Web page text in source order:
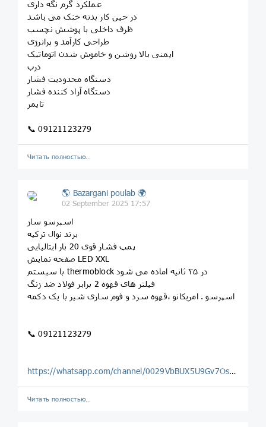
عملکرد گرم نگه داری
در حین کار بدنه خنک می باشد
ظرف داخلی با پوشش نچسب
طراحی کارآمد و پرانرژی
ایمنی بالا روشن و خاموش شدن اتوماتیک
درب
دستگاه محدودیت فشار
دستگاه آزاد کننده فشار
تایمر
📞 09121123279
Читать полностью…
🌎 Bazargani poulab 🌍
02 September 2025 17:57
اسپرسو ساز
برند نوال ترکیه
پمپ فشار قوی 20 بار ایتالیایی
صفحه نمایش LED XXL
با سیستم thermoblock در ۲۵ ثانیه اماده می شود
فیلتر های قهوه 2 برابر فولاد ضد زنگ
اسپرسو . امریکانو ،قهوه سرد و فوم سازی شیر با یک دکمه
📞 09121123279
https://whatsapp.com/channel/0029VbBUX5U9Gv7OsLwF2o0H
Читать полностью…